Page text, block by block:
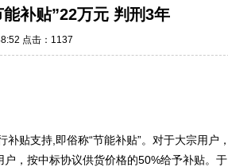
补贴”22万元 判刑3年
点击： 1137
支持,即俗称“节能补贴”。对于大宗用户，
，按中标协议供货价格的50%给予补贴。于